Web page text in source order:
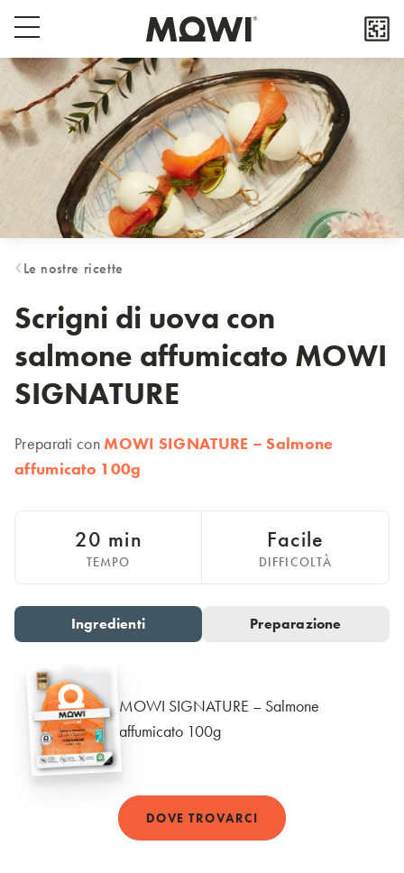
Menu switch buttonSelect your location
Popup close button
Asia
日本
日本語
대한민국
한국어
Europe
Deutschland
España
Español
France
Italia
Polska
Polski
Sverige
English
United States
English
Global
MOWI Salmon Global
English
Le nostre ricette
Scrigni di uova con
salmone affumicato MOWI
SIGNATURE
Preparati conMOWI SIGNATURE – Salmone
affumicato 100g
20 min
TEMPO
Facile
DIFFICOLTÀ
Go to slide 1
Ingredienti Go to slide 2
Preparazione
MOWI SIGNATURE – Salmone
affumicato 100g
DOVE TROVARCI